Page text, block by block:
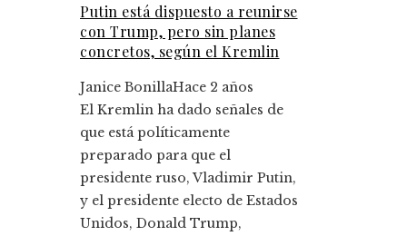
Putin está dispuesto a reunirse
con Trump, pero sin planes
concretos, según el Kremlin
Janice BonillaHace 2 años
El Kremlin ha dado señales de
que está políticamente
preparado para que el
presidente ruso, Vladimir Putin,
y el presidente electo de Estados
Unidos, Donald Trump,